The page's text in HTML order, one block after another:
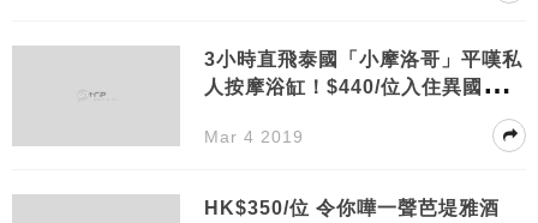
3小時直飛泰國「小摩洛哥」平嘆私
人按摩浴缸！$440/位入住異國風粉
Mar 4 2019
HK$350/位 令你嘩一聲芭堤雅酒